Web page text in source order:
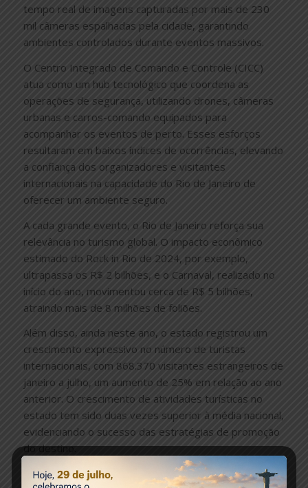
tempo real de imagens capturadas por mais de 230
mil câmeras espalhadas pela cidade, garantindo
ambientes controlados durante eventos massivos.
O Centro Integrado de Comando e Controle (CICC)
atua como um hub tecnológico que coordena as
operações de segurança, utilizando drones, câmeras
urbanas e carros-comando equipados para
acompanhar os eventos de perto. Esses esforços
resultaram em baixos índices de ocorrências, elevando
a confiança dos organizadores e visitantes
internacionais na capacidade do Rio de Janeiro de
oferecer um ambiente seguro.
A cada grande evento, o Rio de Janeiro reforça sua
relevância no turismo global. O impacto econômico
estimado do Rock in Rio de 2024, por exemplo,
ultrapassa os R$ 2 bilhões, e o Carnaval, realizado no
início do ano, movimentou cerca de R$ 5 bilhões,
atraindo mais de 8 milhões de foliões.
Além disso, ainda neste ano, o estado registrou um
crescimento expressivo no número de turistas
internacionais, com 868.370 visitantes estrangeiros de
janeiro a julho, um aumento de 25% em relação ao ano
anterior. O crescimento de atividades turísticas no
estado tem sido duas vezes superior à média nacional,
evidenciando o sucesso das estratégias de promoção
do destino.
Recentemente, a cidade tem investido fortemente em